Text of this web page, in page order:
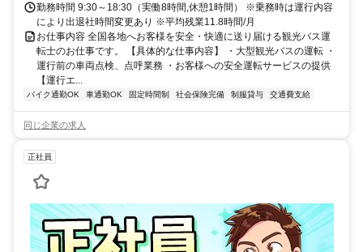
勤務時間 9:30～18:30（実働8時間,休憩1時間） ※乗務時は運行内容
により出退社時間変更あり ※平均残業11.8時間/月
お仕事内容 全国各地へお客様を安全・快適に送り届ける観光バス運
転士のお仕事です。 【具体的な仕事内容】 ・大型観光バスの運転 ・
運行前の車両点検、点呼業務 ・お客様への安全運転サービスの提供
【運行エ...
バイク通勤OK 車通勤OK 固定時間制 社会保険完備 制服貸与 交通費支給
同じ企業の求人
正社員